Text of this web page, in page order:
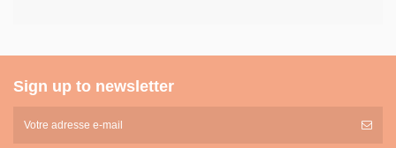
Sign up to newsletter